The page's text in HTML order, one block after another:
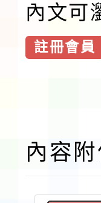
內文可
註冊會員
內容